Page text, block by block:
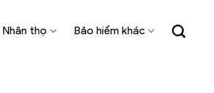
Nhân thọ Bảo hiểm khác